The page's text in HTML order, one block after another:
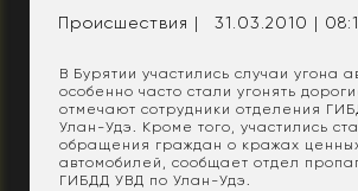
Происшествия | 31.03.2010 |
В Бурятии участились случаи угона
особенно часто стали угонять
отмечают сотрудники отделения
Улан-Удэ. Кроме того, участились
обращения граждан о кражах
автомобилей, сообщает отдел
ГИБДД УВД по Улан-Удэ.